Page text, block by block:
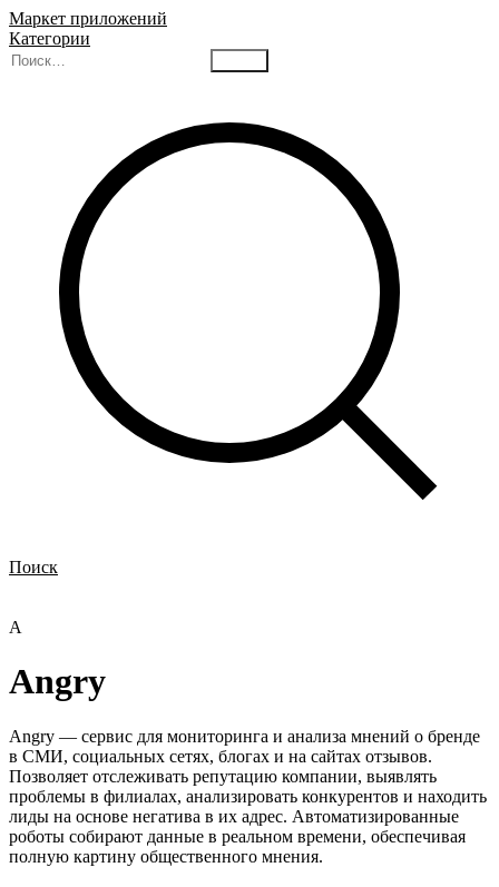
Маркет приложений
Категории
Поиск
A
Angry
Angry — сервис для мониторинга и анализа мнений о бренде
в СМИ, социальных сетях, блогах и на сайтах отзывов.
Позволяет отслеживать репутацию компании, выявлять
проблемы в филиалах, анализировать конкурентов и находить
лиды на основе негатива в их адрес. Автоматизированные
роботы собирают данные в реальном времени, обеспечивая
полную картину общественного мнения.